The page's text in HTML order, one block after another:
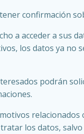
confirmación
a acceder a sus
los datos ya no
podrán
los datos,